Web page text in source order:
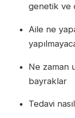
genetik ve
Aile ne
Ne zaman
bayraklar
Tedavi